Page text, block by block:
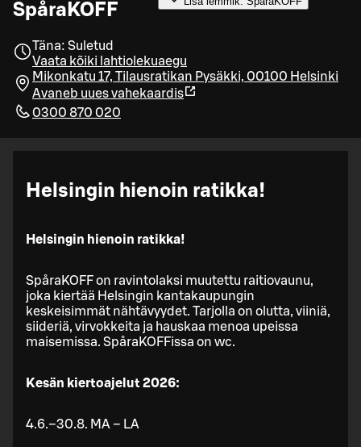
SpåraKOFF
Täna: Suletud
Vaata kõiki lahtiolekuaegu
Mikonkatu 17, Tilausratikan Pysäkki, 00100 Helsinki
Avaneb uues vahekaardis
0300 870 020
Helsingin hienoin ratikka!
Helsingin hienoin ratikka!
SpåraKOFF on ravintolaksi muutettu raitiovaunu,
joka kiertää Helsingin kantakaupungin
keskeisimmät nähtävyydet. Tarjolla on olutta, viiniä,
siideriä, virvokkeita ja hauskaa menoa upeissa
maisemissa. SpåraKOFFissa on wc.
Kesän kiertoajelut 2026:
4.6.–30.8. MA – LA